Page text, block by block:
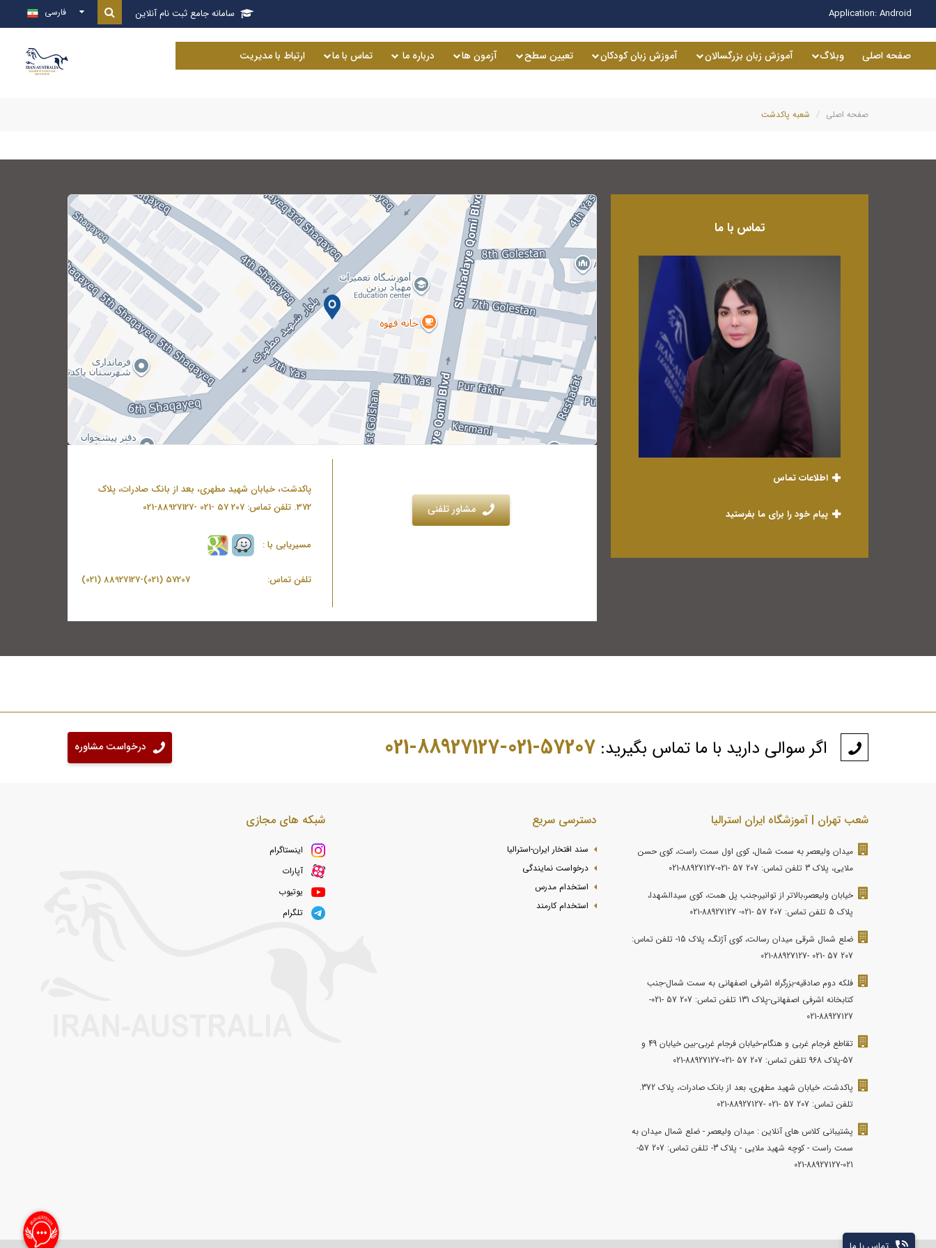
Application:Android فارسی  سامانه جامع ثبت نام آنلاین
صفحه اصلی وبلاگ آموزش زبان بزرگسالان آموزش زبان کودکان تعیین سطح آزمون ها درباره ما تماس با ما ارتباط با مدیریت
صفحه اصلی شعبه پاکدشت
تماس با ما
اطلاعات تماس
پیام خود را برای ما بفرستید
پاکدشت، خیابان شهید مطهری، بعد از بانک صادرات، پلاک
372. تلفن تماس: 207 57 -021 -88927127-021
مسیریابی با :
تلفن تماس: 57207 (021)-88927127 (021)
مشاور تلفنی
اگر سوالی دارید با ما تماس بگیرید: 57207-021-88927127-021 درخواست مشاوره
شعب تهران | آموزشگاه ایران استرالیا
میدان ولیعصر به سمت شمال، کوی اول سمت راست، کوی حسن
ملایی، پلاک 3 تلفن تماس: 207 57 -021-88927127-021
خیابان ولیعصر،بالاتر از توانیر،جنب پل همت، کوی سیدالشهدا،
پلاک 5 تلفن تماس: 207 57 -021- 88927127-021
ضلع شمال شرقی میدان رسالت، کوی آژنگ، پلاک 15- تلفن تماس:
207 57 -021 -88927127-021
فلکه دوم صادقیه-بزرگراه اشرفی اصفهانی به سمت شمال-جنب
کتابخانه اشرفی اصفهانی-پلاک 131 تلفن تماس: 207 57 -021-
88927127-021
تقاطع فرجام غربی و هنگام-خیابان فرجام غربی-بین خیابان 49 و
57-پلاک 968 تلفن تماس: 207 57 -021-88927127-021
پاکدشت، خیابان شهید مطهری، بعد از بانک صادرات، پلاک 372.
تلفن تماس: 207 57 -021 -88927127-021
پشتیبانی کلاس های آنلاین : میدان ولیعصر - ضلع شمال میدان به
سمت راست - کوچه شهید ملایی - پلاک 3- تلفن تماس: 207 57-
021-88927127-021
دسترسی سریع
سند افتخار ایران-استرالیا
درخواست نمایندگی
استخدام مدرس
استخدام کارمند
شبکه های مجازی
اینستاگرام
آپارات
یوتیوب
تلگرام